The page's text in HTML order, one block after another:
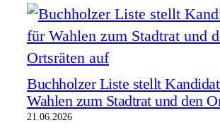
Buchholzer Liste stellt
Wahlen zum Stadtrat und den
21.06.2026